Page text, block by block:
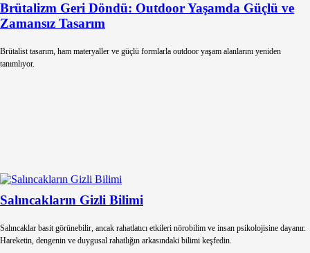
Brütalizm Geri Döndü: Outdoor Yaşamda Güçlü ve
Zamansız Tasarım
Brütalist tasarım, ham materyaller ve güçlü formlarla outdoor yaşam alanlarını yeniden
tanımlıyor.
Salıncakların Gizli Bilimi
Salıncaklar basit görünebilir, ancak rahatlatıcı etkileri nörobilim ve insan psikolojisine dayanır.
Hareketin, dengenin ve duygusal rahatlığın arkasındaki bilimi keşfedin.